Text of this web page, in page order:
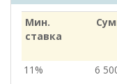
Мин.
ставка
11%
6